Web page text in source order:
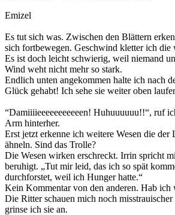
Emizel
Es tut sich was. Zwischen den Blättern
sich fortbewegen. Geschwind kletter ich die
Es ist doch leicht schwierig, weil niemand
Wind weht nicht mehr so stark.
Endlich unten angekommen halte ich nach
Glück gehabt! Ich sehe sie weiter oben
“Damiiiieeeeeeeeeeen! Huhuuuuuu!!“, ruf
Arm hinterher.
Erst jetzt erkenne ich weitere Wesen die der
ähneln. Sind das Trolle?
Die Wesen wirken erschreckt. Irrin spricht
beruhigt. „Tut mir leid, das ich so spät
durchforstet, weil ich Hunger hatte.“
Kein Kommentar von den anderen. Hab ich
Die Ritter schauen mich noch misstrauischer
grinse ich sie an.